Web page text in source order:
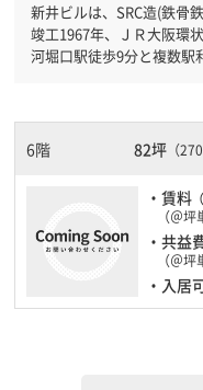
新井ビルは、SRC造(鉄骨
竣工1967年、ＪＲ大阪環
河堀口駅徒歩9分と複数駅
6階 82坪（
・賃料
（＠
・共益
（＠
・入居